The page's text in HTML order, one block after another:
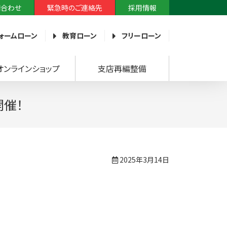
わせ 緊急時のご連絡先 採用情報
ームローン 教育ローン フリーローン
ンラインショップ 支店再編整備
！
2025年3月14日